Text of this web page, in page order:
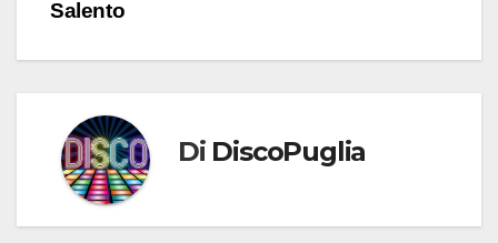
Salento
Di DiscoPuglia